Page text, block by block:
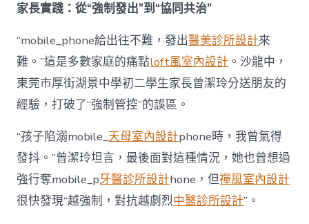
家長實踐：從“強制發出”到“協同共治”
“mobile_phone給出往不難，發出醫美診所設計來
難。”這是多數家庭的痛點loft風室內設計 。沙龍中，
東莞市厚街湖景中學初二學生家長曾潔玲分送朋友的
經驗，打破了“強制管控”的誤區。
“孩子陷溺mobile_天母室內設計phone時，我曾氣得
發抖。”曾潔玲坦言，最後面對這種情況，她也曾想過
強行奪mobile_p牙醫診所設計hone，但禪風室內設計
很快發現“越強制，對抗越劇烈中醫診所設計”。